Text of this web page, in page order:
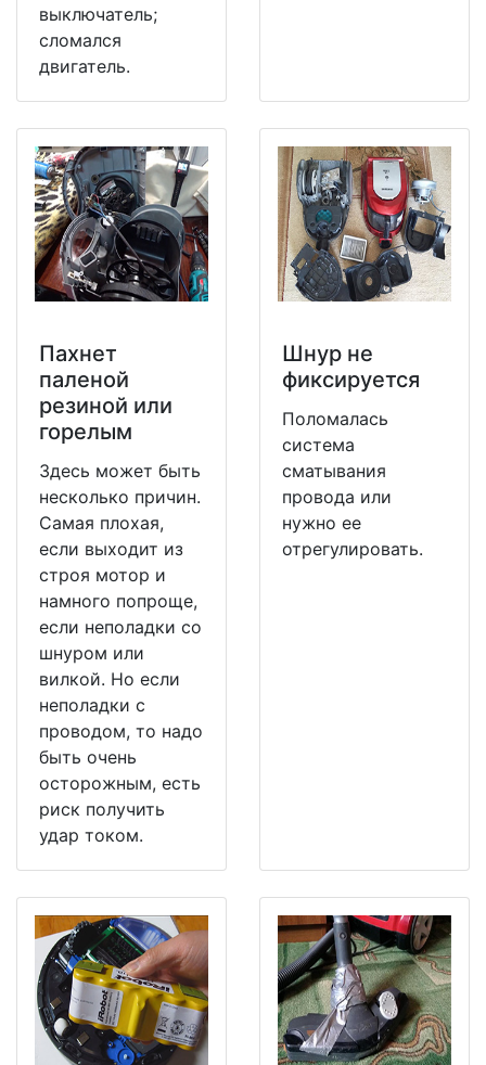
выключатель;
сломался
двигатель.
Пахнет
паленой
резиной или
горелым
Здесь может быть
несколько причин.
Самая плохая,
если выходит из
строя мотор и
намного попроще,
если неполадки со
шнуром или
вилкой. Но если
неполадки с
проводом, то надо
быть очень
осторожным, есть
риск получить
удар током.
Шнур не
фиксируется
Поломалась
система
сматывания
провода или
нужно ее
отрегулировать.